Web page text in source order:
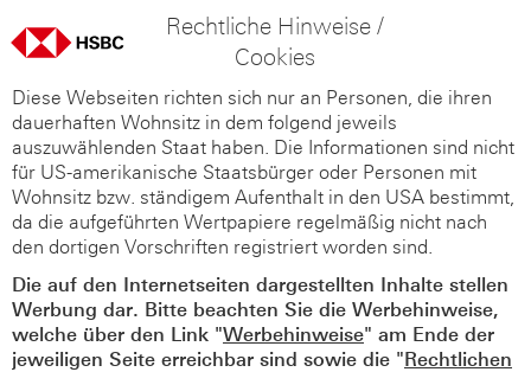
Rechtliche Hinweise /
Cookies
Diese Webseiten richten sich nur an Personen, die ihren
dauerhaften Wohnsitz in dem folgend jeweils
auszuwählenden Staat haben. Die Informationen sind nicht
für US-amerikanische Staatsbürger oder Personen mit
Wohnsitz bzw. ständigem Aufenthalt in den USA bestimmt,
da die aufgeführten Wertpapiere regelmäßig nicht nach
den dortigen Vorschriften registriert worden sind.
Die auf den Internetseiten dargestellten Inhalte stellen
Werbung dar. Bitte beachten Sie die Werbehinweise,
welche über den Link "Werbehinweise" am Ende der
jeweiligen Seite erreichbar sind sowie die "Rechtlichen